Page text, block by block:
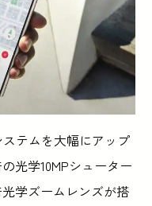
テムを大幅にアップ
光学10MPシューター
学ズームレンズが搭